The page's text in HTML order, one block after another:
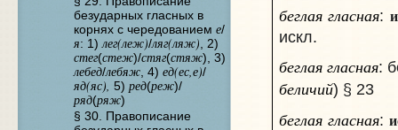
безударных гласных в
корнях с чередованием е/
я: 1) лег(леж)/ляг(ляж) , 2)
стег(стеж)/стяг(стяж), 3)
лебед/лебяж, 4) ед(ес,е)/
яд(яс), 5) ред(реж)/
ряд(ряж)
§ 30. Правописание
беглая гласная:
искл.
беглая гласная:
беличий) § 23
беглая гласная: